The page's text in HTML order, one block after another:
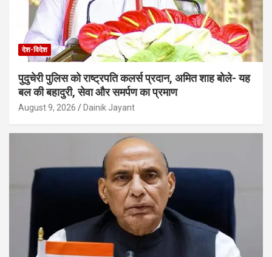
देश-विदेश
पुदुचेरी पुलिस को राष्ट्रपति कलर्स प्रदान, अमित शाह बोले- यह
बल की बहादुरी, सेवा और समर्पण का प्रमाण
August 9, 2026 Dainik Jayant